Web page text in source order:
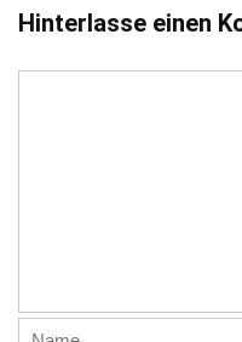
Hinterlasse einen